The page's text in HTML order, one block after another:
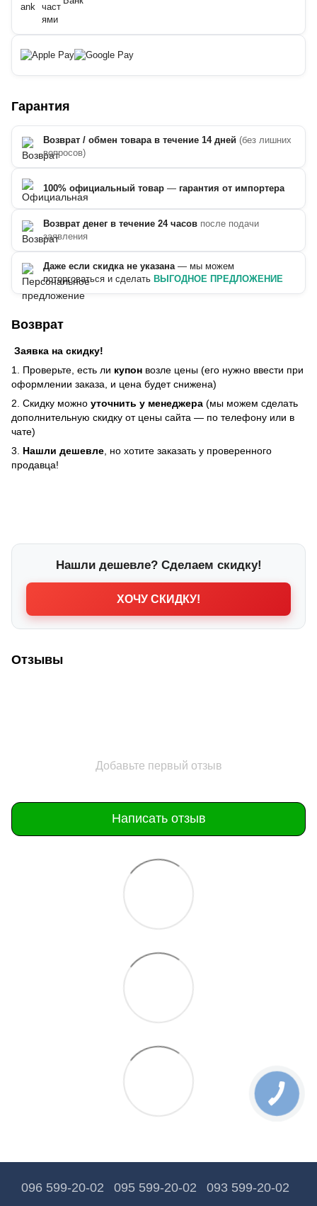
Гарантия
Возврат / обмен товара в течение 14 дней (без лишних
вопросов)
100% официальный товар — гарантия от импортера
Возврат денег в течение 24 часов после подачи
заявления
Даже если скидка не указана — мы можем
поторговаться и сделать ВЫГОДНОЕ ПРЕДЛОЖЕНИЕ
Возврат
Заявка на скидку!
1. Проверьте, есть ли купон возле цены (его нужно ввести при
оформлении заказа, и цена будет снижена)
2. Скидку можно уточнить у менеджера (мы можем сделать
дополнительную скидку от цены сайта — по телефону или в
чате)
3. Нашли дешевле , но хотите заказать у проверенного
продавца!
Нашли дешевле? Сделаем скидку!
ХОЧУ СКИДКУ!
Отзывы
Добавьте первый отзыв
Написать отзыв
096 599-20-02 095 599-20-02 093 599-20-02